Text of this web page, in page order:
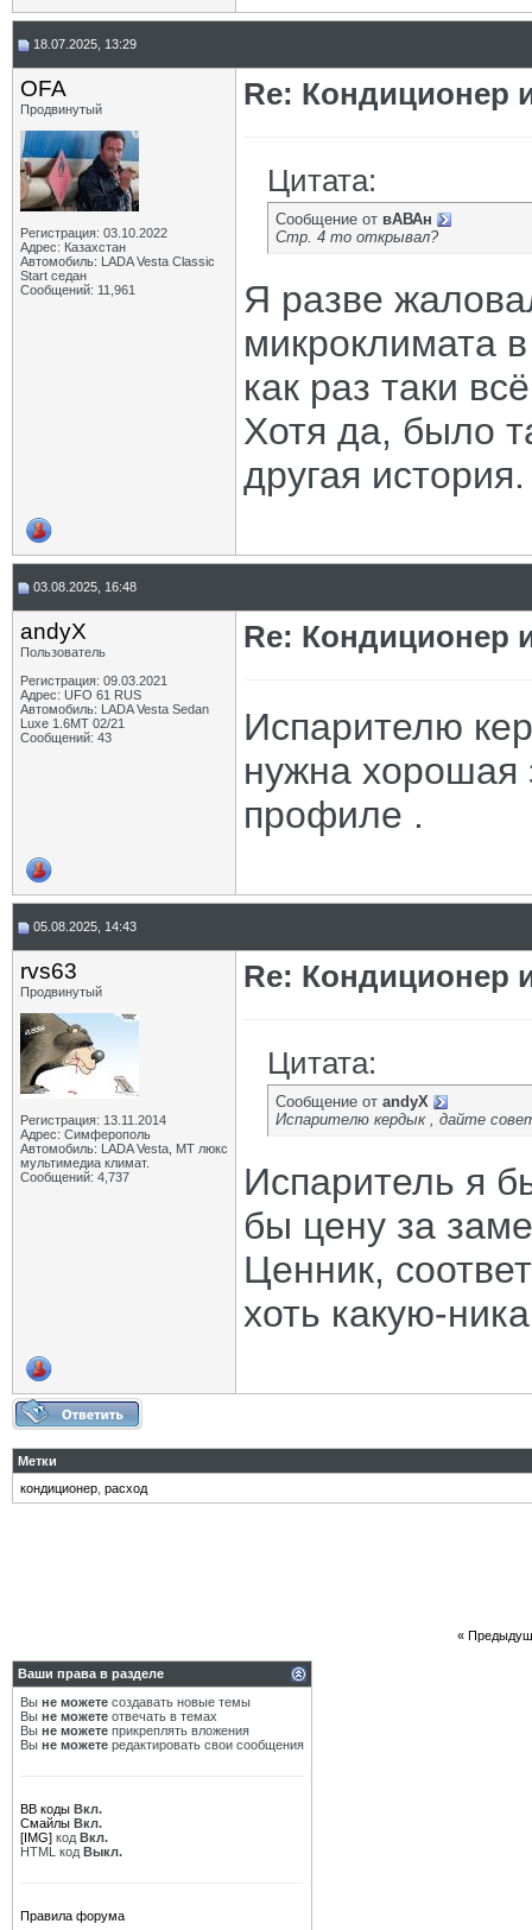
18.07.2025, 13:29
OFA
Продвинутый
Регистрация: 03.10.2022
Адрес: Казахстан
Автомобиль: LADA Vesta Classic
Start седан
Сообщений: 11,961
Re: Кондиционер
Цитата:
Сообщение от вАВАн
Стр. 4 то открывал?
Я разве
микроклимата
как раз таки
Хотя да, было
другая история.
03.08.2025, 16:48
andyX
Пользователь
Регистрация: 09.03.2021
Адрес: UFO 61 RUS
Автомобиль: LADA Vesta Sedan
Luxe 1.6MT 02/21
Сообщений: 43
Re: Кондиционер
Испарителю
нужна хорошая
профиле .
05.08.2025, 14:43
rvs63
Продвинутый
Регистрация: 13.11.2014
Адрес: Симферополь
Автомобиль: LADA Vesta, МТ люкс
мультимедиа климат.
Сообщений: 4,737
Re: Кондиционер
Цитата:
Сообщение от andyX
Испарителю кердык , дайте
Испаритель я
бы цену за
Ценник,
хоть какую-
Метки
кондиционер расход
«
Ваши права в разделе
Вы не можете создавать новые темы
Вы не можете отвечать в темах
Вы не можете прикреплять вложения
Вы не можете редактировать свои сообщения
BB коды Вкл.
Смайлы Вкл.
[IMG] код Вкл.
HTML код Выкл.
Правила форума